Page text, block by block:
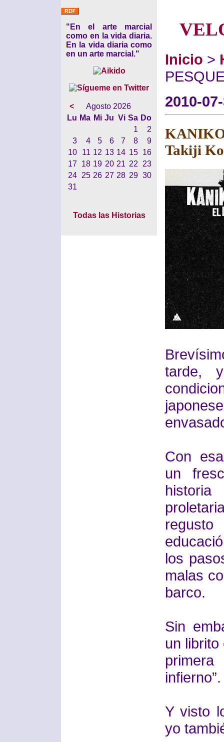
"En el arte marcial
como en la vida diaria.
En la vida diaria como
en un arte marcial."
<
Agosto 2026
Lu Ma Mi Ju Vi Sa Do
1
2
3
4 5 6 7 8
9
10
11 12 13 14 15
16
17
18 19 20 21 22
23
24
25 26 27 28 29 30
31
Todas las Historias
Inicio >
2010-
Takiji
tarde,
Con
un
los
malas
barco.
Sin
un
infierno”.
Y visto
yo